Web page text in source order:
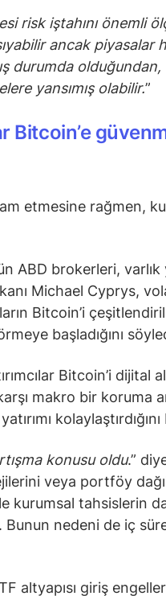
risk iştahını önemli
ancak piyasalar
durumda
yansımış olabilir.”
Bitcoin’e
etmesine rağmen,
ABD brokerleri,
Michael Cyprys,
Bitcoin’i
başladığını
Bitcoin’i dijital
makro bir koruma
konusu oldu.”
veya portföy
kurumsal tahsislerin
Bunun nedeni de iç
altyapısı giriş